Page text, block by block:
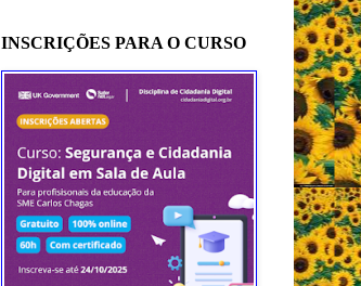
INSCRIÇÕES PARA O CURSO